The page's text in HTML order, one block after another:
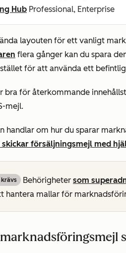
Hub Professional, Enterprise
layouten för ett vanligt
flera gånger kan du spara
för att använda ett
bra för återkommande
mejl.
handlar om hur du sparar
skickar försäljningsmejl med
krävs Behörigheter som
hantera mallar för